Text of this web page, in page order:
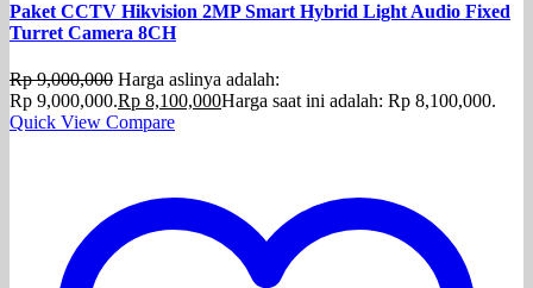
Paket CCTV Hikvision 2MP Smart Hybrid Light Audio Fixed
Turret Camera 8CH
Rp9,000,000 Harga aslinya adalah:
Rp 9,000,000.Rp 8,100,000Harga saat ini adalah: Rp 8,100,000.
Quick View Compare